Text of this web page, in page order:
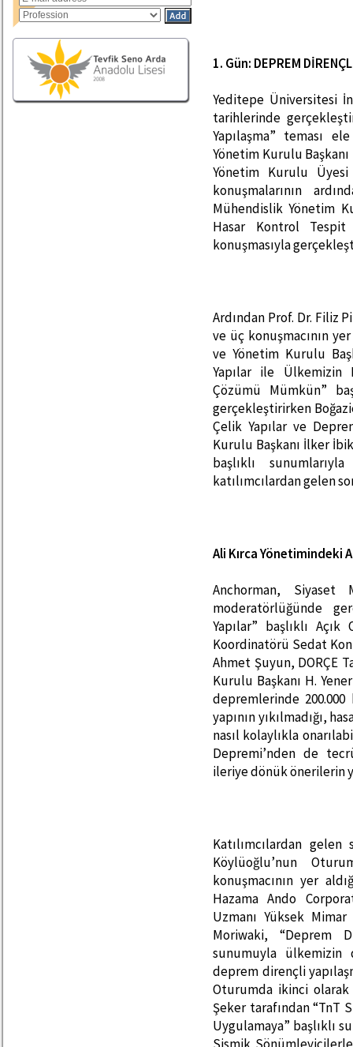
1. Gün: DEPREM
Yeditepe Üniversitesi
tarihlerinde
Yapılaşma” teması
Yönetim Kurulu Başkanı
Yönetim Kurulu Üyesi
konuşmalarının
Mühendislik Yönetim
Hasar Kontrol Tespit
konuşmasıyla
Ardından Prof. Dr. Filiz
ve üç konuşmacının
ve Yönetim Kurulu
Yapılar ile Ülkemizin
Çözümü Mümkün”
gerçekleştirirken
Çelik Yapılar ve
Kurulu Başkanı İlker İbik
başlıklı
katılımcılardan gelen
Ali Kırca Yönetimindeki
Anchorman, Siyaset
moderatörlüğünde
Yapılar” başlıklı
Koordinatörü Sedat
Ahmet Şuyun, DORÇE
Kurulu Başkanı H.
depremlerinde 200.000
yapının yıkılmadığı,
nasıl kolaylıkla
Depremi’nden de
ileriye dönük önerilerin
Katılımcılardan gelen
Köylüoğlu’nun
konuşmacının yer
Hazama Ando
Uzmanı Yüksek
Moriwaki, “Deprem
sunumuyla ülkemizin
deprem dirençli
Oturumda ikinci olarak
Şeker tarafından “TnT
Uygulamaya” başlıklı